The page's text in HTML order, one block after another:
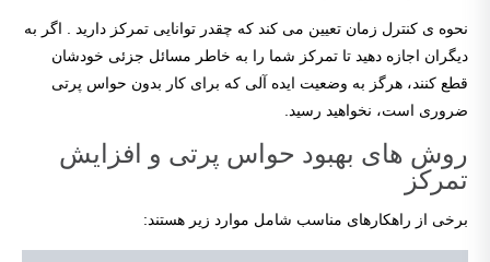
نحوه ی کنترل زمان تعیین می کند که چقدر توانایی تمرکز دارید . اگر به
دیگران اجازه دهید تا تمرکز شما را به خاطر مسائل جزئی خودشان
قطع کنند، هرگز به وضعیت ایده آلی که برای کار بدون حواس پرتی
ضروری است، نخواهید رسید.
روش های بهبود حواس پرتی و افزایش
تمرکز
برخی از راهکارهای مناسب شامل موارد زیر هستند: